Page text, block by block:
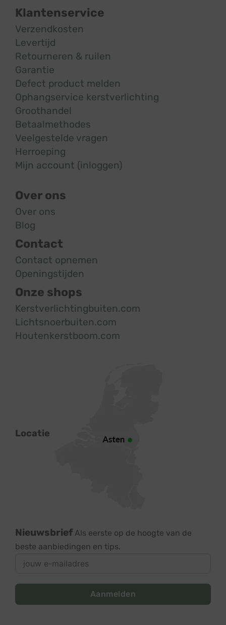
Klantenservice
Verzendkosten
Levertijd
Retourneren & ruilen
Garantie
Defect product melden
Ophangservice kerstverlichting
Groothandel
Betaalmethodes
Veelgestelde vragen
Herroeping
Mijn account (inloggen)
Over ons
Over ons
Blog
Contact
Contact opnemen
Openingstijden
Onze shops
Kerstverlichtingbuiten.com
Lichtsnoerbuiten.com
Houtenkerstboom.com
Locatie
Nieuwsbrief Als eerste op de hoogte van de
beste aanbiedingen en tips.
Aanmelden